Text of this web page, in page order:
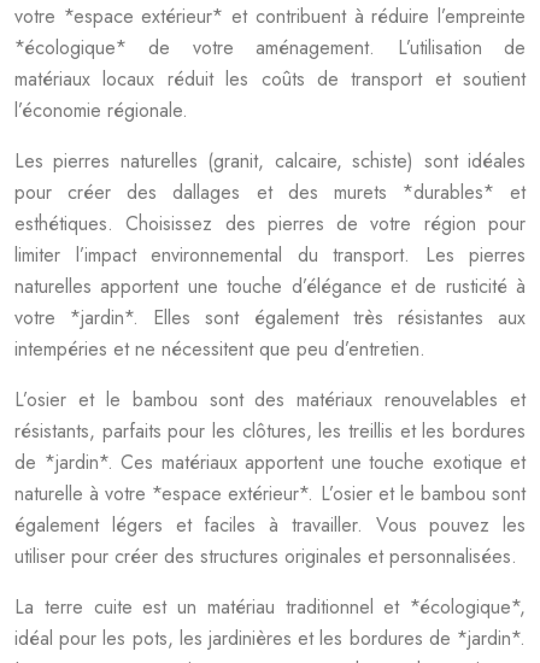
votre *espace extérieur* et contribuent à réduire l’empreinte
*écologique* de votre aménagement. L’utilisation de
matériaux locaux réduit les coûts de transport et soutient
l’économie régionale.
Les pierres naturelles (granit, calcaire, schiste) sont idéales
pour créer des dallages et des murets *durables* et
esthétiques. Choisissez des pierres de votre région pour
limiter l’impact environnemental du transport. Les pierres
naturelles apportent une touche d’élégance et de rusticité à
votre *jardin*. Elles sont également très résistantes aux
intempéries et ne nécessitent que peu d’entretien.
L’osier et le bambou sont des matériaux renouvelables et
résistants, parfaits pour les clôtures, les treillis et les bordures
de *jardin*. Ces matériaux apportent une touche exotique et
naturelle à votre *espace extérieur*. L’osier et le bambou sont
également légers et faciles à travailler. Vous pouvez les
utiliser pour créer des structures originales et personnalisées.
La terre cuite est un matériau traditionnel et *écologique*,
idéal pour les pots, les jardinières et les bordures de *jardin*.